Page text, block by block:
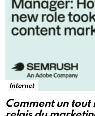
Internet
Comment un tout